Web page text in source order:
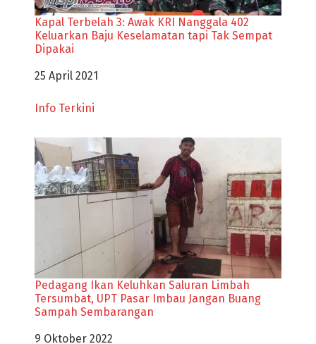
Kapal Terbelah 3: Awak KRI Nanggala 402
Keluarkan Baju Keselamatan tapi Tak Sempat
Dipakai
Tanggal
25 April 2021
Sehubungan dengan
Info Terkini
Pedagang Ikan Keluhkan Saluran Limbah
Tersumbat, UPT Pasar Imbau Jangan Buang
Sampah Sembarangan
Tanggal
9 Oktober 2022